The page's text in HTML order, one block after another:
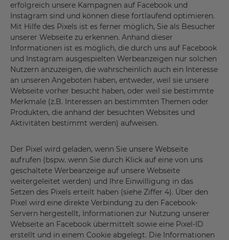
erfolgreich unsere Kampagnen auf Facebook und
Instagram sind und können diese fortlaufend optimieren.
Mit Hilfe des Pixels ist es ferner möglich, Sie als Besucher
unserer Webseite zu erkennen. Anhand dieser
Informationen ist es möglich, die durch uns auf Facebook
und Instagram ausgespielten Werbeanzeigen nur solchen
Nutzern anzuzeigen, die wahrscheinlich auch ein Interesse
an unseren Angeboten haben, entweder, weil sie unsere
Webseite vorher besucht haben, oder weil sie bestimmte
Merkmale (z.B. Interessen an bestimmten Themen oder
Produkten, die anhand der besuchten Websites und
Aktivitäten bestimmt werden) aufweisen.
Der Pixel wird geladen, wenn Sie unsere Webseite
aufrufen (bspw. wenn Sie durch Klick auf eine von uns
geschaltete Werbeanzeige auf unsere Webseite
weitergeleitet werden) und Ihre Einwilligung in das
Setzen des Pixels erteilt haben (siehe Ziffer 4). Über den
Pixel wird eine direkte Verbindung zu den Facebook-
Servern hergestellt, Informationen zur Nutzung unserer
Webseite an Facebook übermittelt sowie eine Pixel-ID
erstellt und in einem Cookie abgelegt. Die Informationen